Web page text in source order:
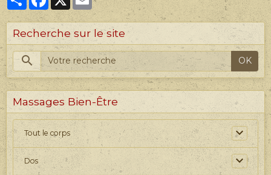
Recherche sur le site
OK
Massages Bien-Être
Tout le corps
Dos